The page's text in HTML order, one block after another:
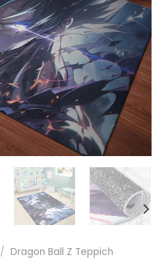
/ Dragon Ball Z Teppich